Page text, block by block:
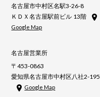
名古屋市中村区名駅3-26-8
ＫＤＸ名古屋駅前ビル 13階
Google Map
名古屋営業所
〒453-0863
愛知県名古屋市中村区八社2-195
Google Map